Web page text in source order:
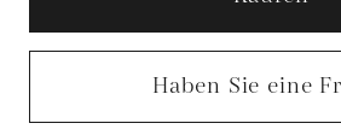
Haben Sie eine